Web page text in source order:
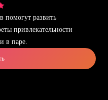
помогут развить
привлекательности
в паре.